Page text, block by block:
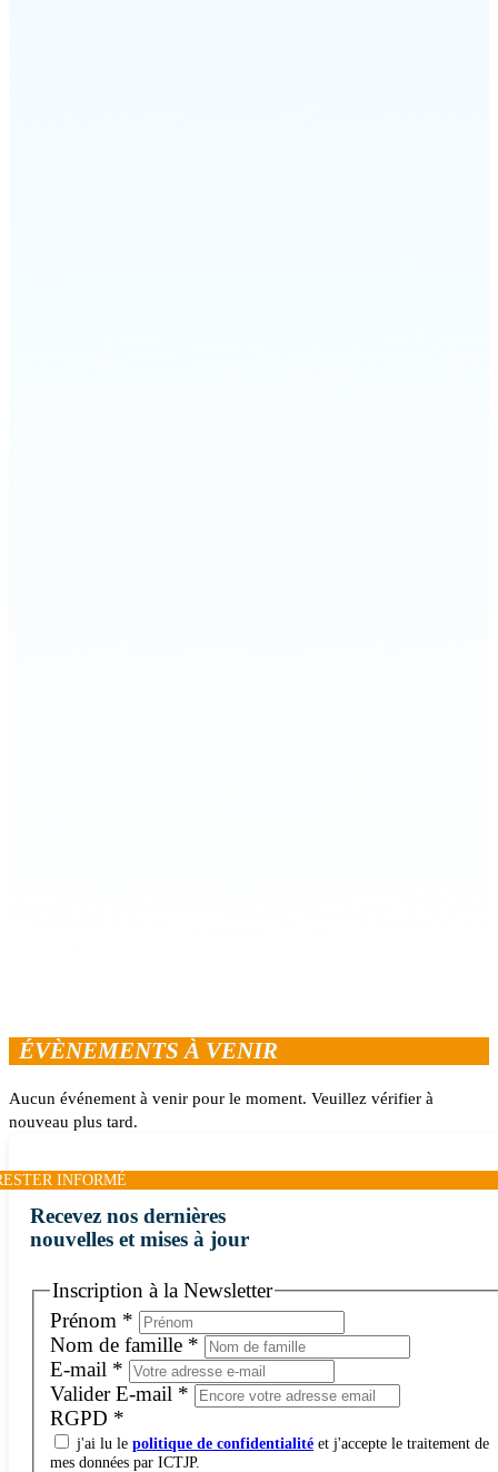
ÉVÈNEMENTS À VENIR
Aucun événement à venir pour le moment. Veuillez vérifier à
nouveau plus tard.
INFORMÉ
Recevez nos dernières
nouvelles et mises à jour
Inscription à la Newsletter
Prénom *
Nom de famille *
E-mail *
Valider E-mail *
RGPD *
j'ai lu le politique de confidentialitéet j'accepte le traitement de
mes données par ICTJP.